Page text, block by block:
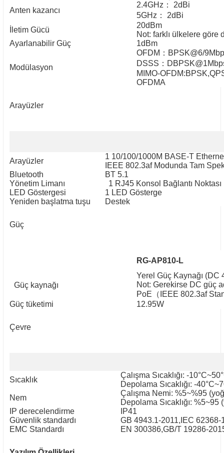
Anten kazancı
2.4GHz ：
2dBi
5GHz ：
2dBi
İletim Gücü
20dBm
Not: farklı ülkelere göre
Ayarlanabilir Güç
1dBm
Modülasyon
OFDM ： BPSK@6/
DSSS ：
MIMO-
OFDMA
Arayüzler
Arayüzler
1 10/100/1000M BASE-T
IEEE 802.3af Modunda Tam
Bluetooth
BT 5.1
Yönetim Limanı
1 RJ45 Konsol Bağlantı Noktası
LED Göstergesi
1 LED Gösterge
Yeniden başlatma tuşu
Destek
Güç
RG-AP810-L
Güç kaynağı
Yerel Güç Kaynağı (DC
Not: Gerekirse DC güç
PoE （ IEEE 802.3af
Güç tüketimi
12.95W
Çevre
Sıcaklık
Çalışma Sıcaklığı: -
Depolama Sıcaklığı: -
Nem
Çalışma Nemi: %5~%95
Depolama Sıcaklığı: %5~95
IP derecelendirme
IP41
Güvenlik standardı
GB 4943.1-2011,IEC 62368-
EMC Standardı
EN 300386,GB/T 19286-